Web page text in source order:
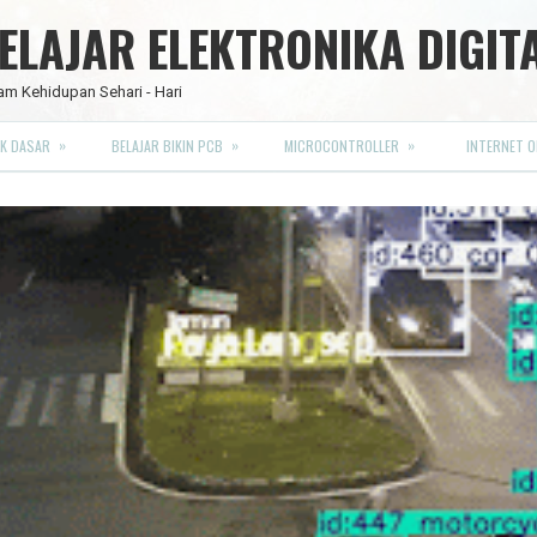
ELEKTRONIKA
Kehidupan Sehari - Hari
DASAR » BELAJAR BIKIN PCB » MICROCONTROLLER » INTERNET
CMOS